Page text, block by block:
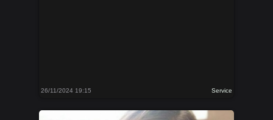
26/11/2024 19:15 Service